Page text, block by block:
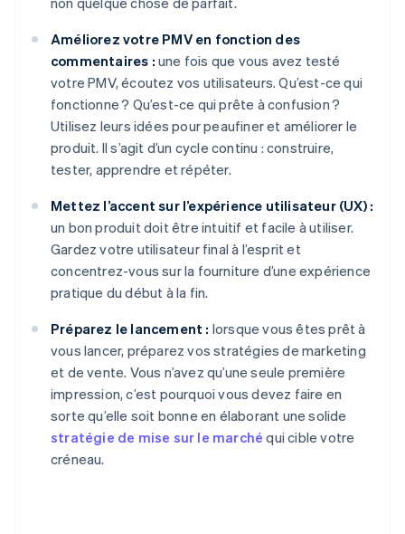
Améliorez votre PMV en fonction des
commentaires : une fois que vous avez testé
votre PMV, écoutez vos utilisateurs. Qu’est-ce qui
fonctionne ? Qu’est-ce qui prête à confusion ?
Utilisez leurs idées pour peaufiner et améliorer le
produit. Il s’agit d’un cycle continu : construire,
tester, apprendre et répéter.
Mettez l’accent sur l’expérience utilisateur (UX) :
un bon produit doit être intuitif et facile à utiliser.
Gardez votre utilisateur final à l’esprit et
concentrez-vous sur la fourniture d’une expérience
pratique du début à la fin.
Préparez le lancement : lorsque vous êtes prêt à
vous lancer, préparez vos stratégies de marketing
et de vente. Vous n’avez qu’une seule première
impression, c’est pourquoi vous devez faire en
sorte qu’elle soit bonne en élaborant une solide
stratégie de mise sur le marché qui cible votre
créneau.